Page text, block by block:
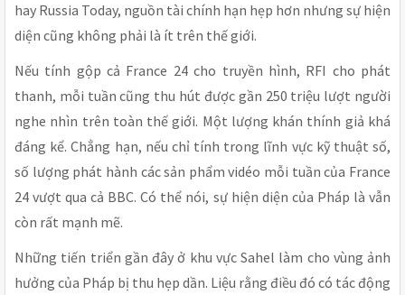
hay Russia Today, nguồn tài chính hạn hẹp hơn nhưng sự hiện
diện cũng không phải là ít trên thế giới.
Nếu tính gộp cả France 24 cho truyền hình, RFI cho phát
thanh, mỗi tuần cũng thu hút được gần 250 triệu lượt người
nghe nhìn trên toàn thế giới. Một lượng khán thính giả khá
đáng kể. Chẳng hạn, nếu chỉ tính trong lĩnh vực kỹ thuật số,
số lượng phát hành các sản phẩm vidéo mỗi tuần của France
24 vượt qua cả BBC. Có thể nói, sự hiện diện của Pháp là vẫn
còn rất mạnh mẽ.
Những tiến triển gần đây ở khu vực Sahel làm cho vùng ảnh
hưởng của Pháp bị thu hẹp dần. Liệu rằng điều đó có tác động